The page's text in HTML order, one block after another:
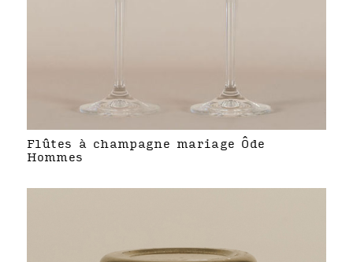
Flûtes à champagne mariage Ôde
Hommes